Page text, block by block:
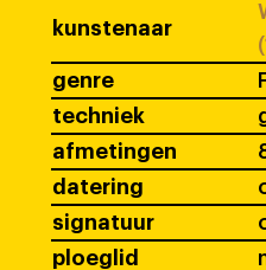
kunstenaar
genre
techniek
afmetingen
datering
signatuur
ploeglid